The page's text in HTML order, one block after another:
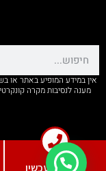
אין במידע המופיע באתר או
מענה לנסיבות מקרה
התקשרו עכשיו